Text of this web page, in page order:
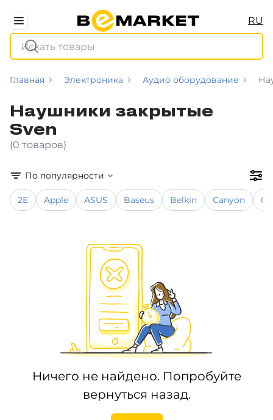
RU
Главная Электроника Аудио оборудование
Наушники закрытые
Sven
(0 товаров)
По популярности
2E Apple ASUS Baseus Belkin Canyon
Ничего не найдено. Попробуйте
вернуться назад.